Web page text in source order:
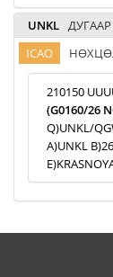
UNKL ДУГААР
ICAO
210150
(G0160/26
Q)UNKL/
A)UNKL